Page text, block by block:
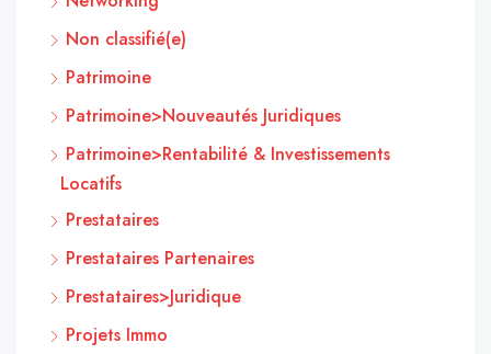
Non classifié(e)
Patrimoine
Patrimoine>Nouveautés Juridiques
Patrimoine>Rentabilité & Investissements
Locatifs
Prestataires
Prestataires Partenaires
Prestataires>Juridique
Projets Immo